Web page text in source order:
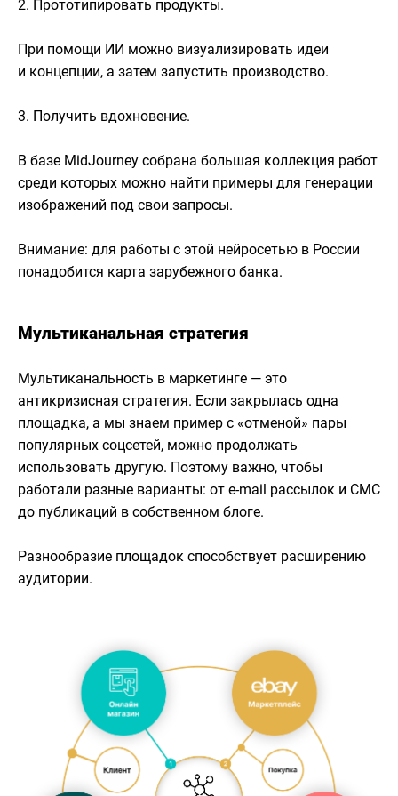
2. Прототипировать продукты.
При помощи ИИ можно визуализировать идеи
и концепции, а затем запустить производство.
3. Получить вдохновение.
В базе MidJourney собрана большая коллекция работ
среди которых можно найти примеры для генерации
изображений под свои запросы.
Внимание: для работы с этой нейросетью в России
понадобится карта зарубежного банка.
Мультиканальная стратегия
Мультиканальность в маркетинге — это
антикризисная стратегия. Если закрылась одна
площадка, а мы знаем пример с «отменой» пары
популярных соцсетей, можно продолжать
использовать другую. Поэтому важно, чтобы
работали разные варианты: от e-mail рассылок и СМС
до публикаций в собственном блоге.
Разнообразие площадок способствует расширению
аудитории.